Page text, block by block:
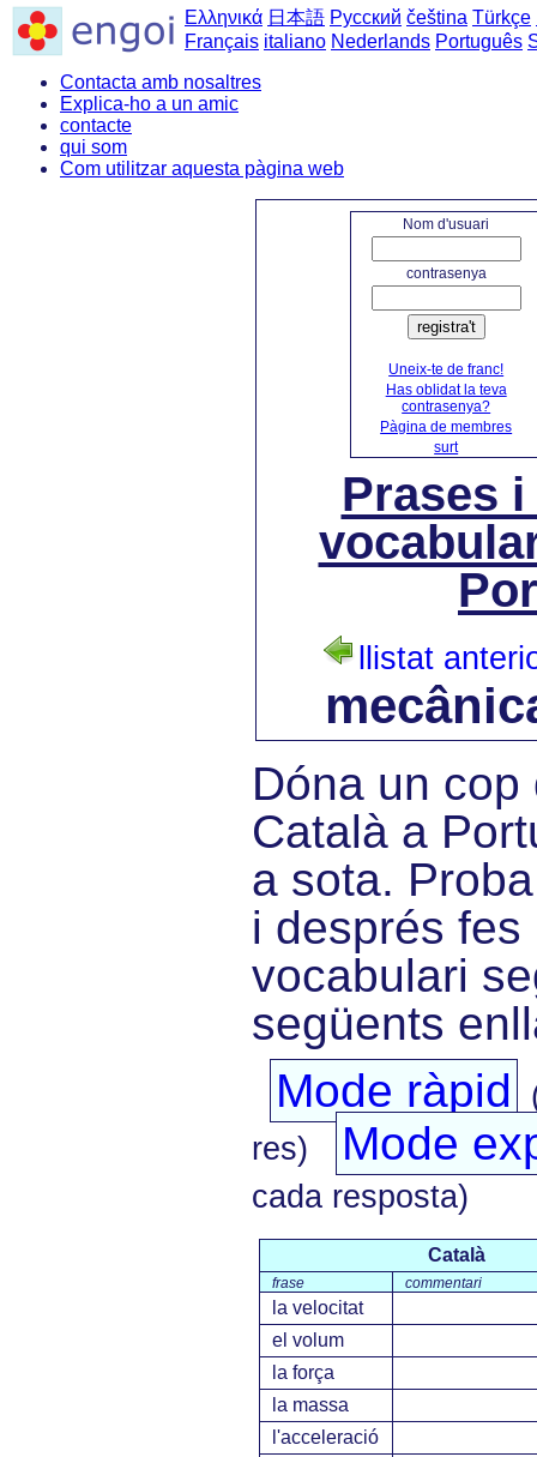
Ελληνικά 日本語 Русский čeština Türkçe
Français italiano Nederlands Português
Contacta amb nosaltres
Explica-ho a un amic
contacte
qui som
Com utilitzar aquesta pàgina web
Nom d'usuari
contrasenya
registra't
Uneix-te de franc!
Has oblidat la teva
contrasenya?
Pàgina de membres
surt
Prases
llistat
Dóna un
Català a
a sota.
i després
vocabulari
següents
Mode ràpid
res)
Mode
cada resposta)
Català
frase commentari
la velocitat
el volum
la força
la massa
l'acceleració